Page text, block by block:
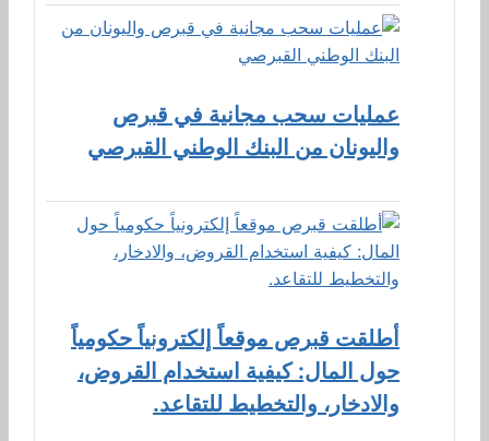
عمليات سحب مجانية في قبرص
واليونان من البنك الوطني القبرصي
أطلقت قبرص موقعاً إلكترونياً حكومياً
حول المال: كيفية استخدام القروض،
والادخار، والتخطيط للتقاعد.